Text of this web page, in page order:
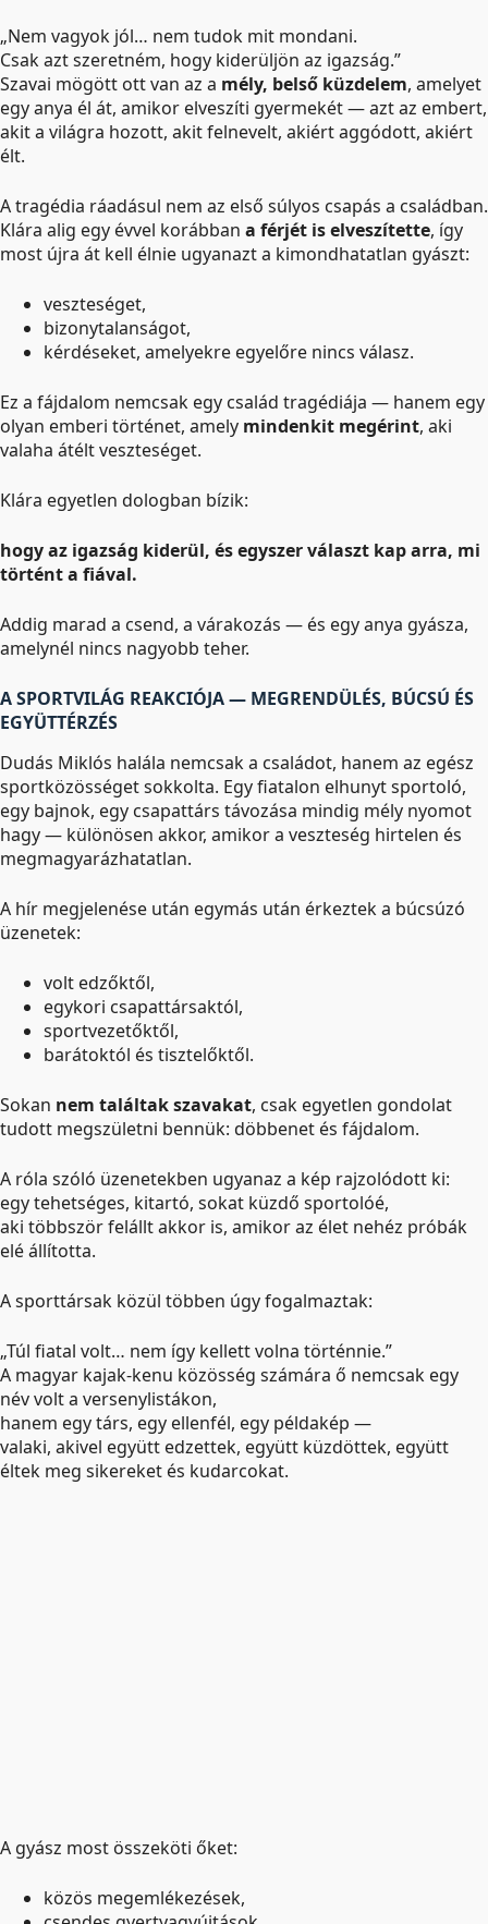
„Nem vagyok jól… nem tudok mit mondani.
Csak azt szeretném, hogy kiderüljön az igazság.”
Szavai mögött ott van az a mély, belső küzdelem, amelyet
egy anya él át, amikor elveszíti gyermekét — azt az embert,
akit a világra hozott, akit felnevelt, akiért aggódott, akiért
élt.
A tragédia ráadásul nem az első súlyos csapás a családban.
Klára alig egy évvel korábban a férjét is elveszítette, így
most újra át kell élnie ugyanazt a kimondhatatlan gyászt:
veszteséget,
bizonytalanságot,
kérdéseket, amelyekre egyelőre nincs válasz.
Ez a fájdalom nemcsak egy család tragédiája — hanem egy
olyan emberi történet, amely mindenkit megérint, aki
valaha átélt veszteséget.
Klára egyetlen dologban bízik:
hogy az igazság kiderül, és egyszer választ kap arra, mi
történt a fiával.
Addig marad a csend, a várakozás — és egy anya gyásza,
amelynél nincs nagyobb teher.
A SPORTVILÁG REAKCIÓJA — MEGRENDÜLÉS, BÚCSÚ ÉS
EGYÜTTÉRZÉS
Dudás Miklós halála nemcsak a családot, hanem az egész
sportközösséget sokkolta. Egy fiatalon elhunyt sportoló,
egy bajnok, egy csapattárs távozása mindig mély nyomot
hagy — különösen akkor, amikor a veszteség hirtelen és
megmagyarázhatatlan.
A hír megjelenése után egymás után érkeztek a búcsúzó
üzenetek:
volt edzőktől,
egykori csapattársaktól,
sportvezetőktől,
barátoktól és tisztelőktől.
Sokan nem találtak szavakat, csak egyetlen gondolat
tudott megszületni bennük: döbbenet és fájdalom.
A róla szóló üzenetekben ugyanaz a kép rajzolódott ki:
egy tehetséges, kitartó, sokat küzdő sportolóé,
aki többször felállt akkor is, amikor az élet nehéz próbák
elé állította.
A sporttársak közül többen úgy fogalmaztak:
„Túl fiatal volt… nem így kellett volna történnie.”
A magyar kajak-kenu közösség számára ő nemcsak egy
név volt a versenylistákon,
hanem egy társ, egy ellenfél, egy példakép —
valaki, akivel együtt edzettek, együtt küzdöttek, együtt
éltek meg sikereket és kudarcokat.
A gyász most összeköti őket:
közös megemlékezések,